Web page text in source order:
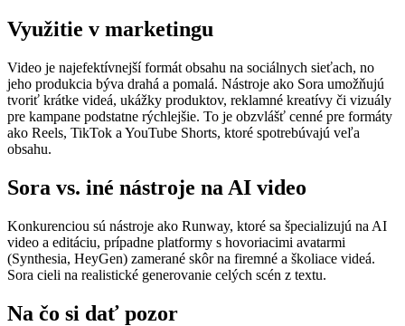
Využitie v marketingu
Video je najefektívnejší formát obsahu na sociálnych sieťach, no
jeho produkcia býva drahá a pomalá. Nástroje ako Sora umožňujú
tvoriť krátke videá, ukážky produktov, reklamné kreatívy či vizuály
pre kampane podstatne rýchlejšie. To je obzvlášť cenné pre formáty
ako Reels, TikTok a YouTube Shorts, ktoré spotrebúvajú veľa
obsahu.
Sora vs. iné nástroje na AI video
Konkurenciou sú nástroje ako Runway, ktoré sa špecializujú na AI
video a editáciu, prípadne platformy s hovoriacimi avatarmi
(Synthesia, HeyGen) zamerané skôr na firemné a školiace videá.
Sora cieli na realistické generovanie celých scén z textu.
Na čo si dať pozor